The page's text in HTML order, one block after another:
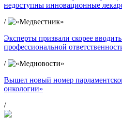
недоступны инновационные
/
Эксперты призвали скорее
профессиональной
/
Вышел новый номер
онкологии»
/